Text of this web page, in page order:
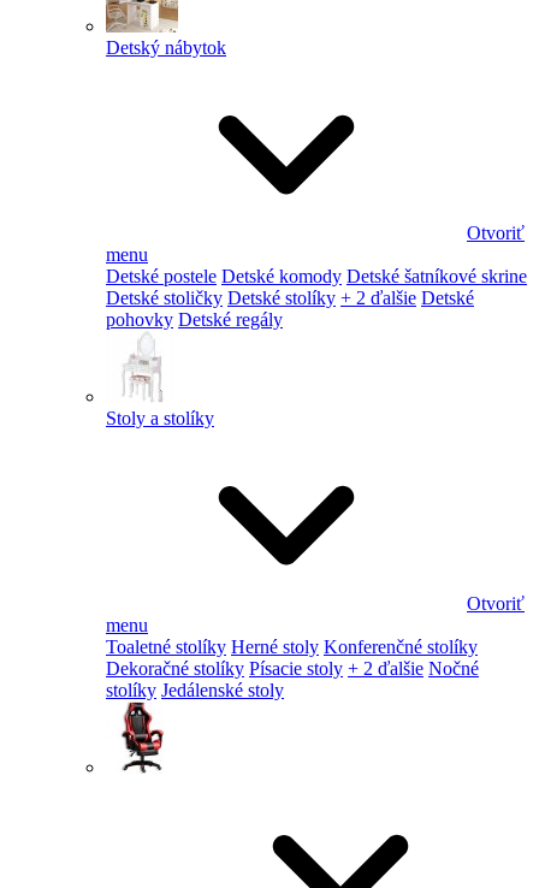
Detský nábytok
Otvoriť
menu
Detské postele Detské komody Detské šatníkové skrine
Detské stoličky Detské stolíky + 2 ďalšie Detské
pohovky Detské regály
Stoly a stolíky
Otvoriť
menu
Toaletné stolíky Herné stoly Konferenčné stolíky
Dekoračné stolíky Písacie stoly + 2 ďalšie Nočné
stolíky Jedálenské stoly